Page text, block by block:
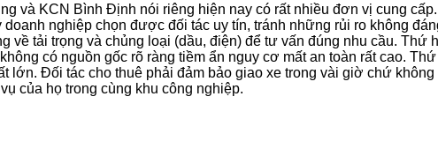
và KCN Bình Định nói riêng hiện nay có rất nhiều đơn vị cung
nghiệp chọn được đối tác uy tín, tránh những rủi ro không
về tải trọng và chủng loại (dầu, điện) để tư vấn đúng nhu cầu. Thứ
có nguồn gốc rõ ràng tiềm ẩn nguy cơ mất an toàn rất cao.
lớn. Đối tác cho thuê phải đảm bảo giao xe trong vài giờ chứ
của họ trong cùng khu công nghiệp.